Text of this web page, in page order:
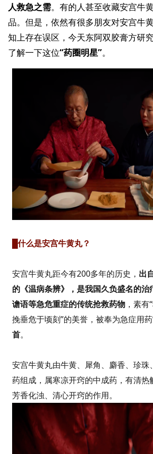
人救急之需。有的人甚至收藏安宫牛
品。但是，依然有很多朋友对安宫牛
知上存在误区，今天东阿双胶膏方研
了解一下这位“药圈明星”。
█什么是安宫牛黄丸？
安宫牛黄丸距今有200多年的历史， 出
的《温病条辨》，是我国久负盛名的治
谵语等急危重症的传统抢救药物 ，素有
挽垂危于顷刻”的美誉，被奉为急症用药
首。
安宫牛黄丸由牛黄、犀角、麝香、珍珠
药组成，属寒凉开窍的中成药，有清热
芳香化浊、清心开窍的作用。